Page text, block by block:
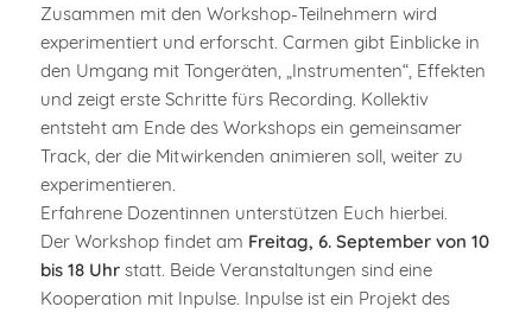
Zusammen mit den Workshop-Teilnehmern wird
experimentiert und erforscht. Carmen gibt Einblicke in
den Umgang mit Tongeräten, „Instrumenten“, Effekten
und zeigt erste Schritte fürs Recording. Kollektiv
entsteht am Ende des Workshops ein gemeinsamer
Track, der die Mitwirkenden animieren soll, weiter zu
experimentieren.
Erfahrene Dozentinnen unterstützen Euch hierbei.
Der Workshop findet am Freitag, 6. September von 10
bis 18 Uhrstatt. Beide Veranstaltungen sind eine
Kooperation mit Inpulse. Inpulse ist ein Projekt des